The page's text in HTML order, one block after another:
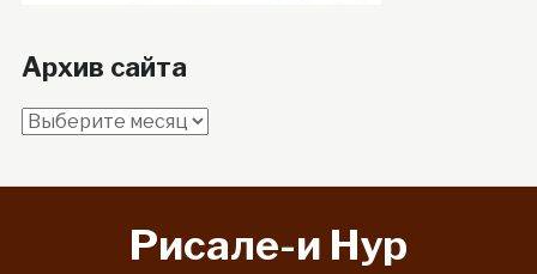
Архив сайта
Архив
Рисале-и Hyp